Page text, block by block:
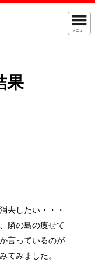
メニュー
果
去したい・・・
隣の島の痩せて
言っているのが
てみました。